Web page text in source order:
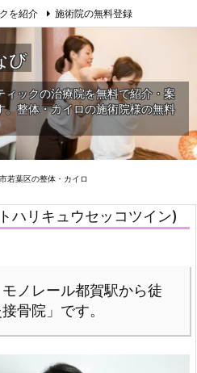
を紹介 施術院の無料登録
び
ックの治療院を無料で紹介・案
整体・カイロの施術院様の無料
若葉区の整体・カイロ
ハリキュウセッコツイン)
ノレール都賀駅から徒
骨院」です。